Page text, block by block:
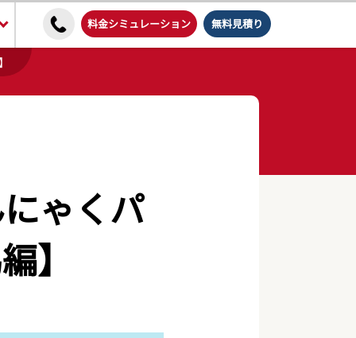
料金シミュレーション 無料見積り
ゃくパ
】